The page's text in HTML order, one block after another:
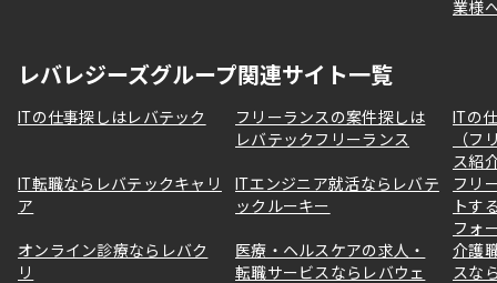
業様
レバレジーズグループ関連サイト一覧
ITの仕事探しはレバテック
フリーランスの案件探しは
レバテックフリーランス
ITの
（フ
ス紹
IT転職ならレバテックキャリ
ア
ITエンジニア就活ならレバテ
ックルーキー
フリ
トす
フォ
オンライン診療ならレバク
リ
医療・ヘルスケアの求人・
転職サービスならレバウェ
介護
スな